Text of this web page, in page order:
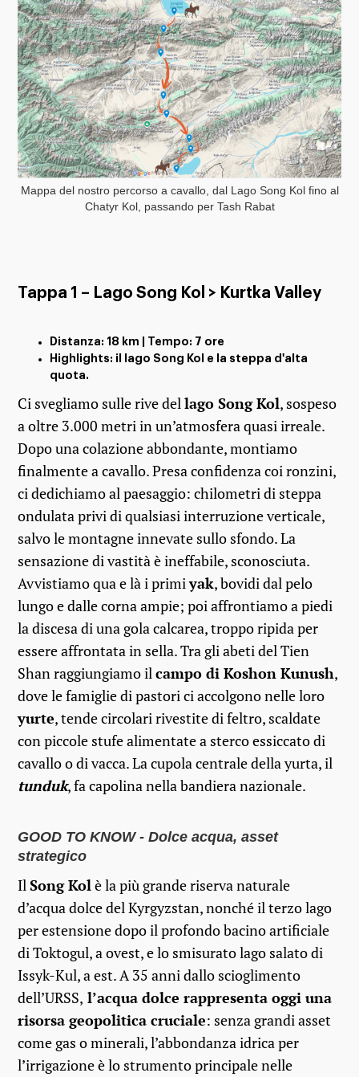
Mappa del nostro percorso a cavallo, dal Lago Song Kol fino al
Chatyr Kol, passando per Tash Rabat
Tappa 1 – Lago Song Kol > Kurtka Valley
Distanza: 18 km | Tempo: 7 ore
Highlights: il lago Song Kol e la steppa d'alta
quota.
Ci svegliamo sulle rive dellago Song Kol, sospeso
a oltre 3.000 metri in un’atmosfera quasi irreale.
Dopo una colazione abbondante, montiamo
finalmente a cavallo. Presa confidenza coi ronzini,
ci dedichiamo al paesaggio: chilometri di steppa
ondulata privi di qualsiasi interruzione verticale,
salvo le montagne innevate sullo sfondo. La
sensazione di vastità è ineffabile, sconosciuta.
Avvistiamo qua e là i primiyak, bovidi dal pelo
lungo e dalle corna ampie; poi affrontiamo a piedi
la discesa di una gola calcarea, troppo ripida per
essere affrontata in sella. Tra gli abeti del Tien
Shan raggiungiamo ilcampo di Koshon Kunush,
dove le famiglie di pastori ci accolgono nelle loro
yurte, tende circolari rivestite di feltro, scaldate
con piccole stufe alimentate a sterco essiccato di
cavallo o di vacca. La cupola centrale della yurta, il
tunduk, fa capolina nella bandiera nazionale.
GOOD TO KNOW - Dolce acqua, asset
strategico
IlSong Kolè la più grande riserva naturale
d’acqua dolce del Kyrgyzstan, nonché il terzo lago
per estensione dopo il profondo bacino artificiale
di Toktogul, a ovest, e lo smisurato lago salato di
Issyk-Kul, a est. A 35 anni dallo scioglimento
dell’URSS, l’acqua dolce rappresenta oggi una
risorsa geopolitica cruciale: senza grandi asset
come gas o minerali, l’abbondanza idrica per
l’irrigazione è lo strumento principale nelle